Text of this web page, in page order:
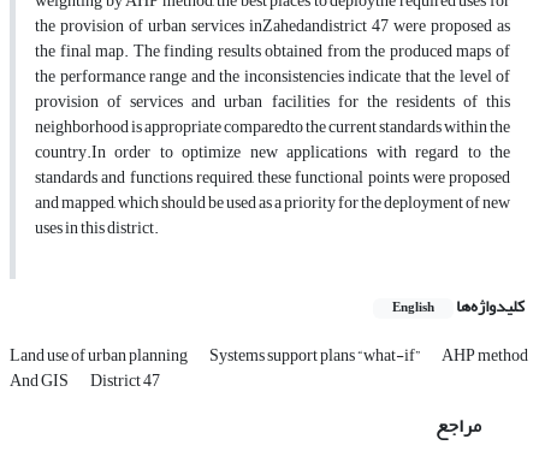
the provision of urban services inZahedandistrict 47 were proposed as
the final map. The finding results obtained from the produced maps of
the performance range and the inconsistencies indicate that the level of
provision of services and urban facilities for the residents of this
neighborhood is appropriate comparedto the current standards within the
country.In order to optimize new applications with regard to the
standards and functions required, these functional points were proposed
and mapped, which should be used as a priority for the deployment of new
uses in this district.
کلیدواژه‌ها English
Land use of urban planning Systems support plans “what-if” AHP method
And GIS District 47
مراجع